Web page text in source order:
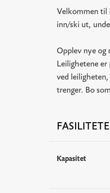
Velkommen til
inn/ski ut,
Opplev nye og
Leilighetene er
ved
trenger. Bo
Kapasitet